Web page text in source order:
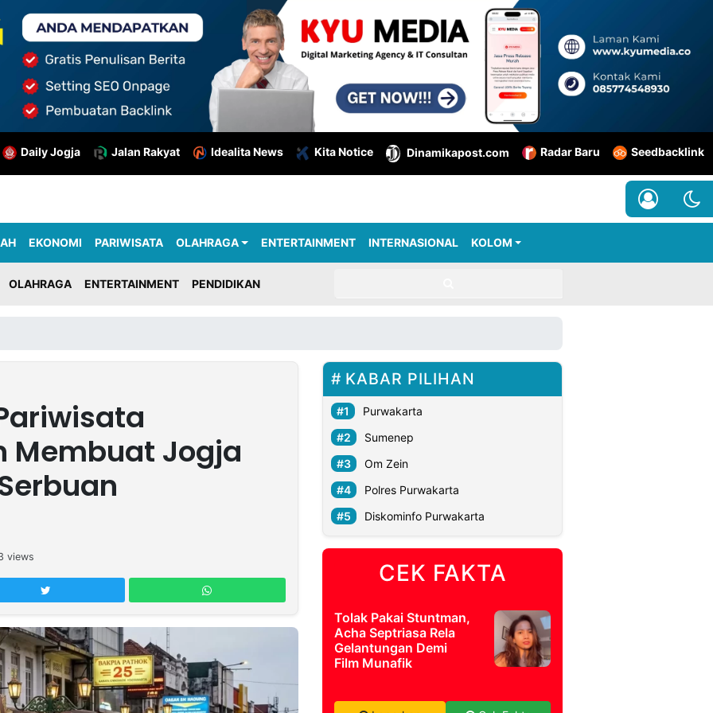
Daily Jogja Jalan Rakyat Idealita News Kita Notice Dinamikapost.com Radar Baru Seedbacklink
EKONOMI PARIWISATA OLAHRAGA ENTERTAINMENT INTERNASIONAL KOLOM
OLAHRAGA ENTERTAINMENT PENDIDIKAN
Membuat Jogja
views
KABAR PILIHAN
Purwakarta
Sumenep
Om Zein
Polres Purwakarta
Diskominfo Purwakarta
CEK FAKTA
Tolak Pakai Stuntman,
Acha Septriasa Rela
Gelantungan Demi
Film Munafik